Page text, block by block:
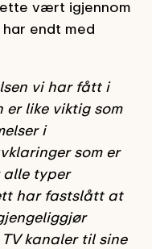
vært igjennom
endt med
vi har fått i
er like viktig som
i
som er
typer
har fastslått at
kanaler til sine